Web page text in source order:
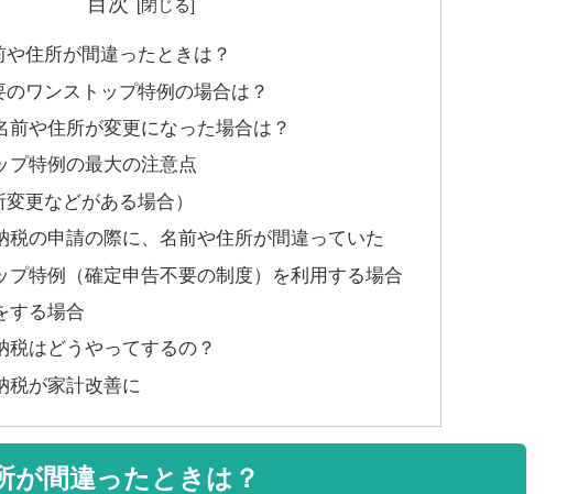
や住所が間違ったときは？
ワンストップ特例の場合は？
前や住所が変更になった場合は？
プ特例の最大の注意点
更などがある場合）
税の申請の際に、名前や住所が間違っていた
プ特例（確定申告不要の制度）を利用する場合
する場合
税はどうやってするの？
税が家計改善に
が間違ったときは？